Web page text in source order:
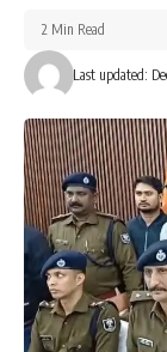
Last updated:
2 Min Read